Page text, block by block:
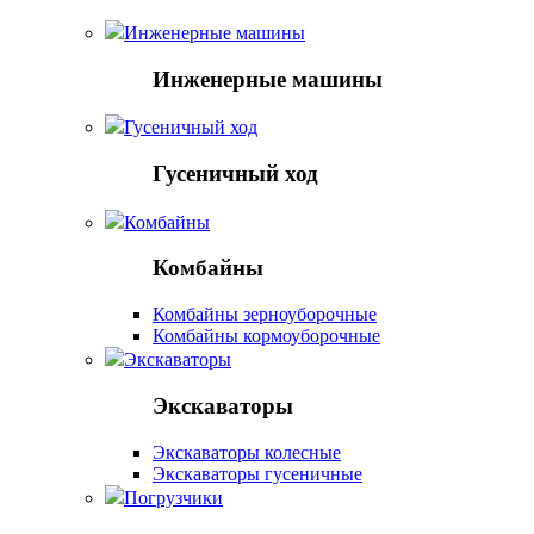
Инженерные машины
Инженерные машины
Гусеничный ход
Гусеничный ход
Комбайны
Комбайны
Комбайны зерноуборочные
Комбайны кормоуборочные
Экскаваторы
Экскаваторы
Экскаваторы колесные
Экскаваторы гусеничные
Погрузчики